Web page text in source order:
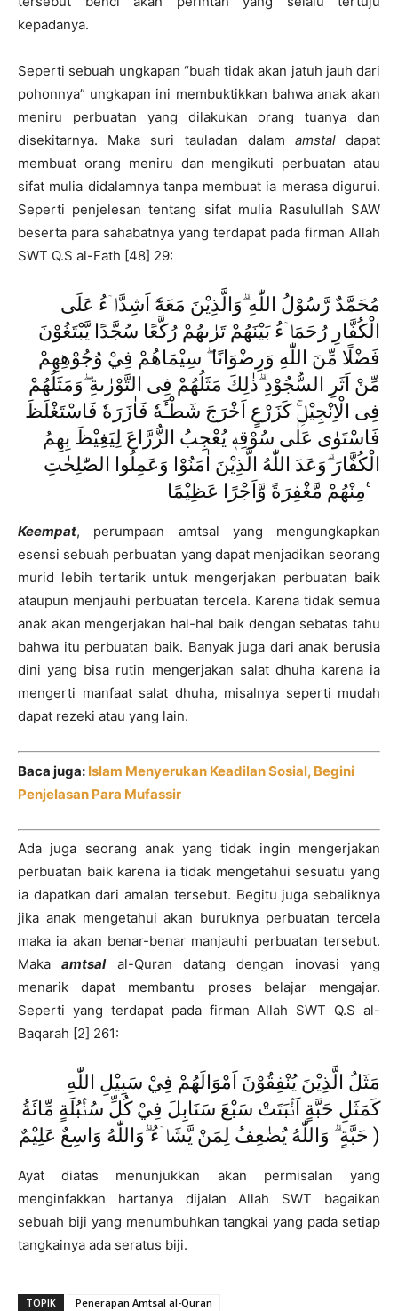
kepadanya.
Seperti sebuah ungkapan “buah tidak akan jatuh jauh dari
pohonnya” ungkapan ini membuktikkan bahwa anak akan
meniru perbuatan yang dilakukan orang tuanya dan
disekitarnya. Maka suri tauladan dalam amstaldapat
membuat orang meniru dan mengikuti perbuatan atau
sifat mulia didalamnya tanpa membuat ia merasa digurui.
Seperti penjelesan tentang sifat mulia Rasulullah SAW
beserta para sahabatnya yang terdapat pada firman Allah
SWT Q.S al-Fath [48] 29:
الْكُفَّارِ رُحَمَاۤءُ بَيْنَهُمْ تَرٰىهُمْ رُكَّعًا سُجَّدًا يَّبْتَغُوْنَ
فَضْلًا مِّنَ اللّٰهِ وَرِضْوَانًا ۖ سِيْمَاهُمْ فِيْ وُجُوْهِهِمْ
مِّنْ اَثَرِ السُّجُوْدِ ۗذٰلِكَ مَثَلُهُمْ فِى التَّوْرٰىةِ ۖوَمَثَلُهُمْ
فِى الْاِنْجِيْلِۚ كَزَرْعٍ اَخْرَجَ شَطْـَٔهٗ فَاٰزَرَهٗ فَاسْتَغْلَظَ
فَاسْتَوٰى عَلٰى سُوْقِهٖ يُعْجِبُ الزُّرَّاعَ لِيَغِيْظَ بِهِمُ
الْكُفَّارَ ۗوَعَدَ اللّٰهُ الَّذِيْنَ اٰمَنُوْا وَعَمِلُوا الصّٰلِحٰتِ
مِنْهُمْ مَّغْفِرَةً وَّاَجْرًا عَظِيْمًا ࣖ
Keempat, perumpaan amtsal yang mengungkapkan
esensi sebuah perbuatan yang dapat menjadikan seorang
murid lebih tertarik untuk mengerjakan perbuatan baik
ataupun menjauhi perbuatan tercela. Karena tidak semua
anak akan mengerjakan hal-hal baik dengan sebatas tahu
bahwa itu perbuatan baik. Banyak juga dari anak berusia
dini yang bisa rutin mengerjakan salat dhuha karena ia
mengerti manfaat salat dhuha, misalnya seperti mudah
dapat rezeki atau yang lain.
Baca juga: Islam Menyerukan Keadilan Sosial, Begini
Penjelasan Para Mufassir
Ada juga seorang anak yang tidak ingin mengerjakan
perbuatan baik karena ia tidak mengetahui sesuatu yang
ia dapatkan dari amalan tersebut. Begitu juga sebaliknya
jika anak mengetahui akan buruknya perbuatan tercela
maka ia akan benar-benar manjauhi perbuatan tersebut.
Makaamtsalal-Quran datang dengan inovasi yang
menarik dapat membantu proses belajar mengajar.
Seperti yang terdapat pada firman Allah SWT Q.S al-
Baqarah [2] 261:
كَمَثَلِ حَبَّةٍ اَنْۢبَتَتْ سَبْعَ سَنَابِلَ فِيْ كُلِّ سُنْۢبُلَةٍ مِّائَةُ
حَبَّةٍ ۗ وَاللّٰهُ يُضٰعِفُ لِمَنْ يَّشَاۤءُ ۗوَاللّٰهُ وَاسِعٌ عَلِيْمٌ )
Ayat diatas menunjukkan akan permisalan yang
menginfakkan hartanya dijalan Allah SWT bagaikan
sebuah biji yang menumbuhkan tangkai yang pada setiap
tangkainya ada seratus biji.
TOPIK
Penerapan Amtsal al-Quran